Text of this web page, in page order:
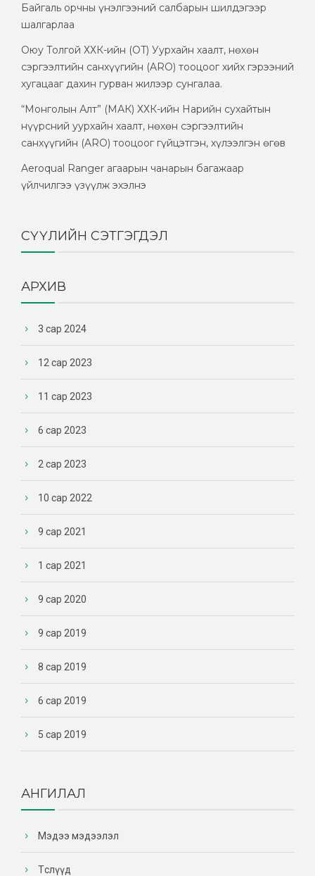
Байгаль орчны үнэлгээний салбарын шилдэгээр
шалгарлаа
Оюу Толгой ХХК-ийн (OT) Уурхайн хаалт, нөхөн
сэргээлтийн санхүүгийн (ARO) тооцоог хийх гэрээний
хугацааг дахин гурван жилээр сунгалаа.
“Монголын Алт” (МАК) ХХК-ийн Нарийн сухайтын
нүүрсний уурхайн хаалт, нөхөн сэргээлтийн
санхүүгийн (ARO) тооцоог гүйцэтгэн, хүлээлгэн өгөв
Aeroqual Ranger агаарын чанарын багажаар
үйлчилгээ үзүүлж эхэлнэ
СҮҮЛИЙН СЭТГЭГДЭЛ
АРХИВ
3 сар 2024
12 сар 2023
11 сар 2023
6 сар 2023
2 сар 2023
10 сар 2022
9 сар 2021
1 сар 2021
9 сар 2020
9 сар 2019
8 сар 2019
6 сар 2019
5 сар 2019
АНГИЛАЛ
Мэдээ мэдээлэл
Төслүүд